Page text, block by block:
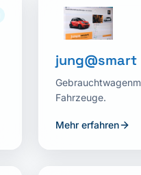
jung@smart
Fahrzeuge.
Mehr erfahren